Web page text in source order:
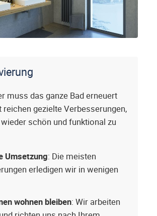
muss das ganze Bad erneuert
reichen gezielte Verbesserungen,
schön und funktional zu
Umsetzung: Die meisten
erledigen wir in wenigen
wohnen bleiben: Wir arbeiten